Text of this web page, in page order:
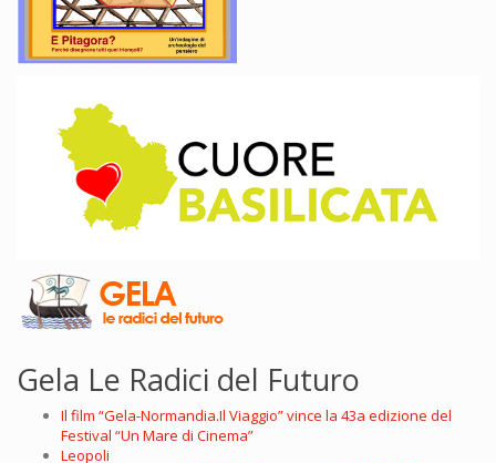
Gela Le Radici del Futuro
Il film “Gela-Normandia.Il Viaggio” vince la 43a edizione del
Festival “Un Mare di Cinema”
Leopoli